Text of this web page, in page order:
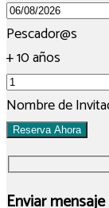
Pescador@s
+ 10 años
Nombre de
Reserva Ahora
Enviar mensaje